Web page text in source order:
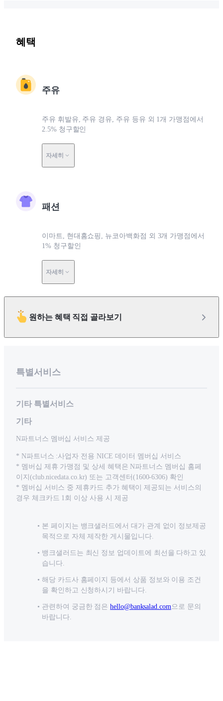
혜택
주유
주유 휘발유, 주유 경유, 주유 등유 외 1개 가맹점에서
2.5% 청구할인
자세히
패션
이마트, 현대홈쇼핑, 뉴코아백화점 외 3개 가맹점에서
1% 청구할인
자세히
원하는 혜택 직접 골라보기
특별서비스
기타 특별서비스
기타
N파트너스 멤버십 서비스 제공
* N파트너스 :사업자 전용 NICE 데이터 멤버십 서비스
* 멤버십 제휴 가맹점 및 상세 혜택은 N파트너스 멤버십 홈페
이지(club.nicedata.co.kr) 또는 고객센터(1600-6306) 확인
* 멤버십 서비스 중 제휴카드 추가 혜택이 제공되는 서비스의
경우 체크카드 1회 이상 사용 시 제공
본 페이지는 뱅크샐러드에서 대가 관계 없이 정보제공
목적으로 자체 제작한 게시물입니다.
뱅크샐러드는 최신 정보 업데이트에 최선을 다하고 있
습니다.
해당 카드사 홈페이지 등에서 상품 정보와 이용 조건
을 확인하고 신청하시기 바랍니다.
관련하여 궁금한 점은 hello@banksalad.com으로 문의
바랍니다.